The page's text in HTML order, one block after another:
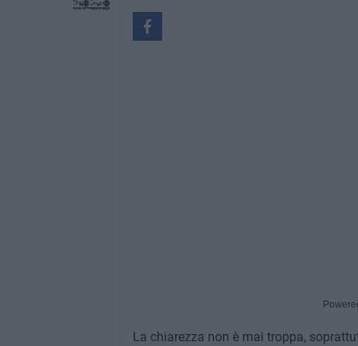
La chiarezza non è mai troppa,